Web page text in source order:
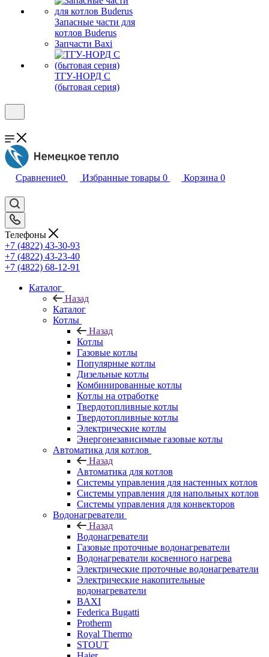
Запасные части для
котлов Buderus
Запчасти Baxi
ТГУ-НОРД С
(бытовая серия)
Сравнение0 Избранные товары 0 Корзина 0
Телефоны
+7 (4822) 43-30-93
+7 (4822) 43-23-40
+7 (4822) 68-12-91
Каталог
Назад
Каталог
Котлы
Назад
Котлы
Газовые котлы
Популярные котлы
Дизельные котлы
Комбинированные котлы
Котлы на отработке
Твердотопливные котлы
Твердотопливные котлы
Электрические котлы
Энергонезависимые газовые котлы
Автоматика для котлов
Назад
Автоматика для котлов
Системы управления для настенных котлов
Системы управления для напольных котлов
Системы управления для конвекторов
Водонагреватели
Назад
Водонагреватели
Газовые проточные водонагреватели
Водонагреватели косвенного нагрева
Электрические проточные водонагреватели
Электрические накопительные
водонагреватели
BAXI
Federica Bugatti
Protherm
Royal Thermo
STOUT